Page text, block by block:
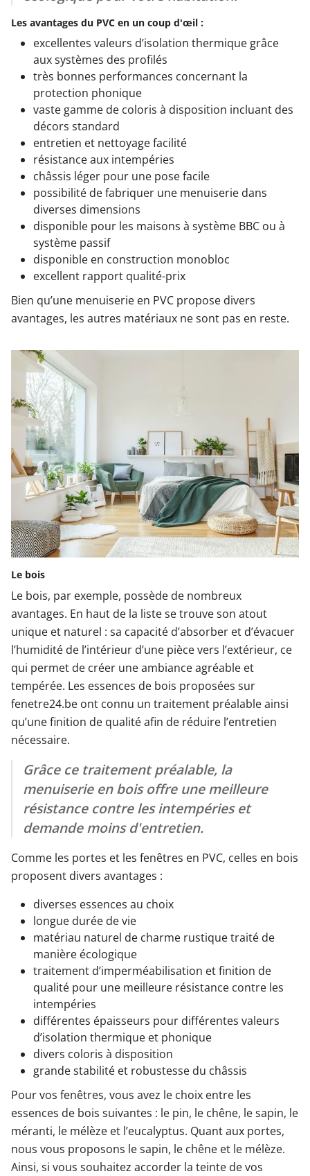
Les avantages du PVC en un coup d'œil :
excellentes valeurs d’isolation thermique grâce
aux systèmes des profilés
très bonnes performances concernant la
protection phonique
vaste gamme de coloris à disposition incluant des
décors standard
entretien et nettoyage facilité
résistance aux intempéries
châssis léger pour une pose facile
possibilité de fabriquer une menuiserie dans
diverses dimensions
disponible pour les maisons à système BBC ou à
système passif
disponible en construction monobloc
excellent rapport qualité-prix
Bien qu’une menuiserie en PVC propose divers
avantages, les autres matériaux ne sont pas en reste.
Le bois
Le bois, par exemple, possède de nombreux
avantages. En haut de la liste se trouve son atout
unique et naturel : sa capacité d’absorber et d’évacuer
l’humidité de l’intérieur d’une pièce vers l’extérieur, ce
qui permet de créer une ambiance agréable et
tempérée. Les essences de bois proposées sur
fenetre24.be ont connu un traitement préalable ainsi
qu’une finition de qualité afin de réduire l’entretien
nécessaire.
Grâce ce traitement préalable, la
menuiserie en bois offre une meilleure
résistance contre les intempéries et
demande moins d'entretien.
Comme les portes et les fenêtres en PVC, celles en bois
proposent divers avantages :
diverses essences au choix
longue durée de vie
matériau naturel de charme rustique traité de
manière écologique
traitement d’imperméabilisation et finition de
qualité pour une meilleure résistance contre les
intempéries
différentes épaisseurs pour différentes valeurs
d’isolation thermique et phonique
divers coloris à disposition
grande stabilité et robustesse du châssis
Pour vos fenêtres, vous avez le choix entre les
essences de bois suivantes : le pin, le chêne, le sapin, le
méranti, le mélèze et l’eucalyptus. Quant aux portes,
nous vous proposons le sapin, le chêne et le mélèze.
Ainsi, si vous souhaitez accorder la teinte de vos